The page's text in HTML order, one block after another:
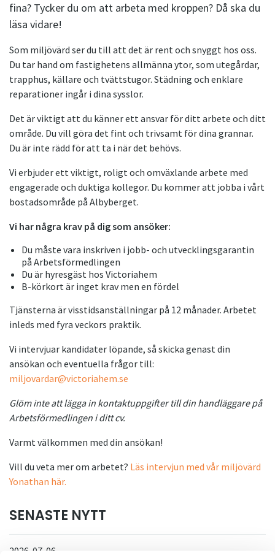
fina? Tycker du om att arbeta med kroppen? Då ska du
läsa vidare!
Som miljövärd ser du till att det är rent och snyggt hos oss.
Du tar hand om fastighetens allmänna ytor, som utegårdar,
trapphus, källare och tvättstugor. Städning och enklare
reparationer ingår i dina sysslor.
Det är viktigt att du känner ett ansvar för ditt arbete och ditt
område. Du vill göra det fint och trivsamt för dina grannar.
Du är inte rädd för att ta i när det behövs.
Vi erbjuder ett viktigt, roligt och omväxlande arbete med
engagerade och duktiga kollegor. Du kommer att jobba i vårt
bostadsområde på Albyberget.
Vi har några krav på dig som ansöker:
Du måste vara inskriven i jobb- och utvecklingsgarantin
på Arbetsförmedlingen
Du är hyresgäst hos Victoriahem
B-körkort är inget krav men en fördel
Tjänsterna är visstidsanställningar på 12 månader. Arbetet
inleds med fyra veckors praktik.
Vi intervjuar kandidater löpande, så skicka genast din
ansökan och eventuella frågor till:
miljovardar@victoriahem.se
Glöm inte att lägga in kontaktuppgifter till din handläggare på
Arbetsförmedlingen i ditt cv.
Varmt välkommen med din ansökan!
Vill du veta mer om arbetet? Läs intervjun med vår miljövärd
Yonathan här.
SENASTE NYTT
2026-07-06